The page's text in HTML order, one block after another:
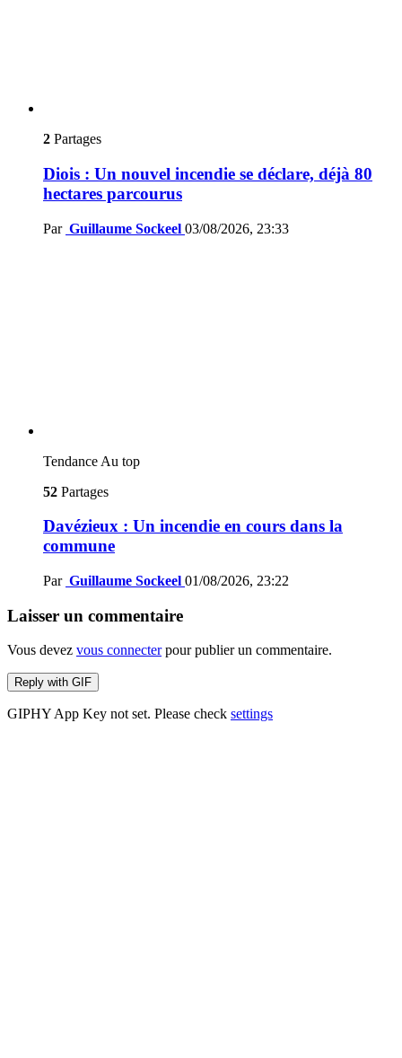
2 Partages
Diois : Un nouvel incendie se déclare, déjà 80
hectares parcourus
Par Guillaume Sockeel 03/08/2026, 23:33
Tendance Au top
52 Partages
Davézieux : Un incendie en cours dans la
commune
Par Guillaume Sockeel 01/08/2026, 23:22
Laisser un commentaire
Vous devez vous connecterpour publier un commentaire.
Reply with GIF
GIPHY App Key not set. Please check settings